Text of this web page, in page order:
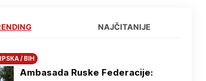
NAJČITANIJE
/ BIH
Ambasada Ruske Federacije: